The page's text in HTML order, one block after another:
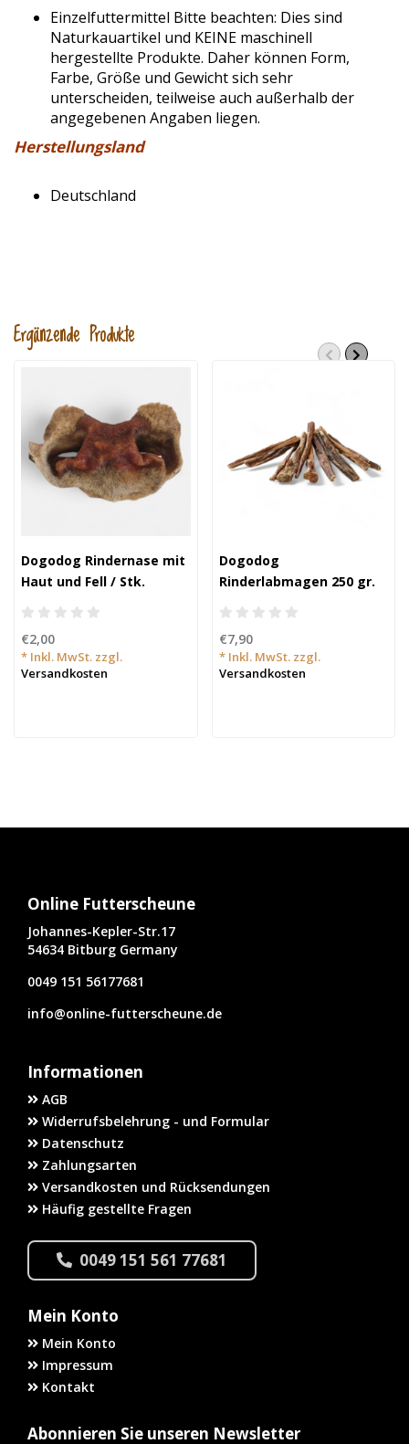
Einzelfuttermittel Bitte beachten: Dies sind
Naturkauartikel und KEINE maschinell
hergestellte Produkte. Daher können Form,
Farbe, Größe und Gewicht sich sehr
unterscheiden, teilweise auch außerhalb der
angegebenen Angaben liegen.
Herstellungsland
Deutschland
Ergänzende Produkte
Dogodog Rindernase mit
Haut und Fell / Stk.
€2,00
* Inkl. MwSt. zzgl.
Versandkosten
Dogodog
Rinderlabmagen 250 gr.
€7,90
* Inkl. MwSt. zzgl.
Versandkosten
Online Futterscheune
Johannes-Kepler-Str.17
54634 Bitburg Germany
0049 151 56177681
info@online-futterscheune.de
Informationen
AGB
Widerrufsbelehrung - und Formular
Datenschutz
Zahlungsarten
Versandkosten und Rücksendungen
Häufig gestellte Fragen
0049 151 561 77681
Mein Konto
Mein Konto
Impressum
Kontakt
Abonnieren Sie unseren Newsletter